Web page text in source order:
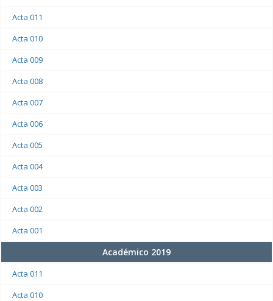
Acta 011
Acta 010
Acta 009
Acta 008
Acta 007
Acta 006
Acta 005
Acta 004
Acta 003
Acta 002
Acta 001
Académico 2019
Acta 011
Acta 010